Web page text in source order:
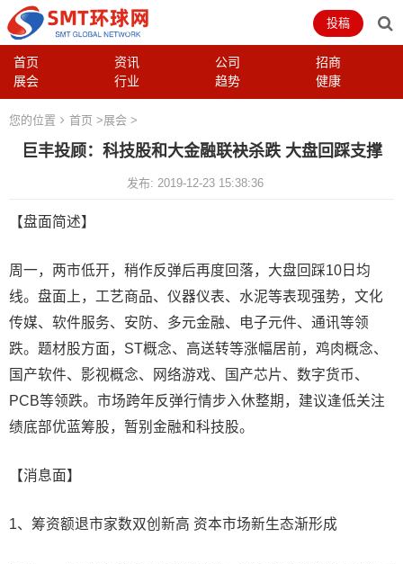
首页 资讯 公司
招商
展会
行业 趋势 健康
投稿
您的位置 首页 >展会 >
巨丰投顾：科技股和大金融联袂杀跌 大盘回踩支撑
发布: 2019-12-23 15:38:36
【盘面简述】
周一，两市低开，稍作反弹后再度回落，大盘回踩10日均
线。盘面上，工艺商品、仪器仪表、水泥等表现强势，文化
传媒、软件服务、安防、多元金融、电子元件、通讯等领
跌。题材股方面，ST概念、高送转等涨幅居前，鸡肉概念、
国产软件、影视概念、网络游戏、国产芯片、数字货币、
PCB等领跌。市场跨年反弹行情步入休整期，建议逢低关注
绩底部优蓝筹股，暂别金融和科技股。
【消息面】
1、筹资额退市家数双创新高 资本市场新生态渐形成